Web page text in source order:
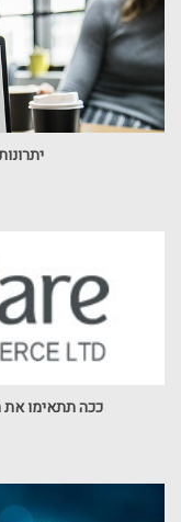
ככה תתאימו את